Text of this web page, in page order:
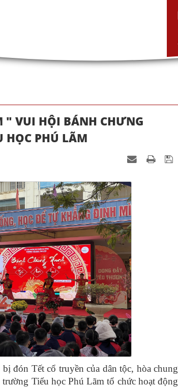
" VUI HỘI BÁNH CHƯNG
HỌC PHÚ LÃM
Tết cổ truyền của dân tộc, hòa chung
Tiểu học Phú Lãm tổ chức hoạt động